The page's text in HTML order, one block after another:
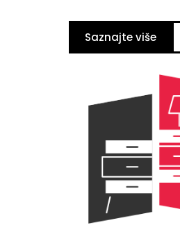
Saznajte više